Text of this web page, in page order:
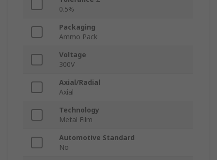
0.5%
Packaging
Ammo Pack
Voltage
300V
Axial/Radial
Axial
Technology
Metal Film
Automotive Standard
No